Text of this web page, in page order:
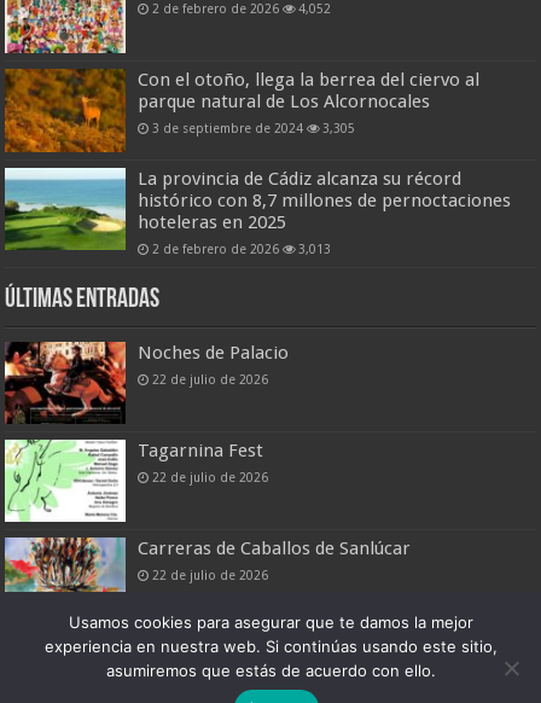
2 de febrero de 2026 4,052
Con el otoño, llega la berrea del ciervo al
parque natural de Los Alcornocales
3 de septiembre de 2024 3,305
La provincia de Cádiz alcanza su récord
histórico con 8,7 millones de pernoctaciones
hoteleras en 2025
2 de febrero de 2026 3,013
Últimas entradas
Noches de Palacio
22 de julio de 2026
Tagarnina Fest
22 de julio de 2026
Carreras de Caballos de Sanlúcar
22 de julio de 2026
Boletín Digital de Noticias Turísticas
Usamos cookies para asegurar que te damos la mejor
experiencia en nuestra web. Si continúas usando este sitio,
asumiremos que estás de acuerdo con ello.